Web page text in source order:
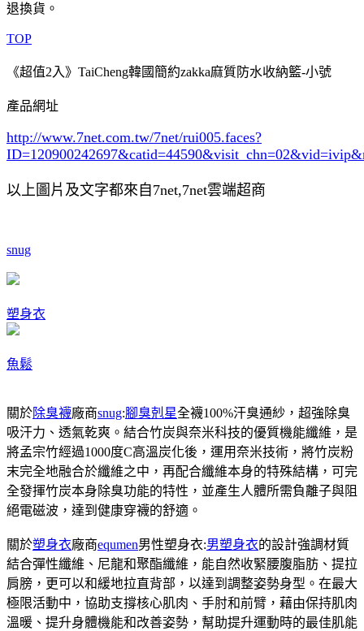
退換貨。
TOP
《超值2入》TaiCheng韓國簡約zakka麻質防水收納籃-小號
產品網址
http://www.7net.com.tw/7net/rui005.faces?
ID=120900242697&catid=44590
以上圖片及文字都來自7net,7net雲端超商
snug
塑身衣
魚鬆
關於除臭襪廠商snug:腳臭剋星全襪100%汗臭通紗，超強除臭
吸汗力、透氣乾爽。結合竹炭與奈米科技的優質機能纖維，是
將孟宗竹經過1000度C高溫炭化後，運用奈米技術，將竹炭粉
末完全地融合於纖維之中，再配合纖維本身的特殊結構，可完
全發揮竹炭本身除臭功能的特性，並產生人體所需負離子與阻
絕電磁波，達到健康穿襪的舒適。
關於塑身衣廠商equmen男性塑身衣:男塑身衣的設計強調材質
結合彈性纖維、尼龍和聚酯纖維，能自然收緊腰腹脂肪、提拉
肩膀，更可以和緩地拉直背部，以達到調整姿勢身型。在最大
極限活動中，協助支撐核心肌肉、手肘和前臂，藉由保持肌肉
溫暖、提升身體機能和改善姿勢，幫助提升運動時的最佳肌能